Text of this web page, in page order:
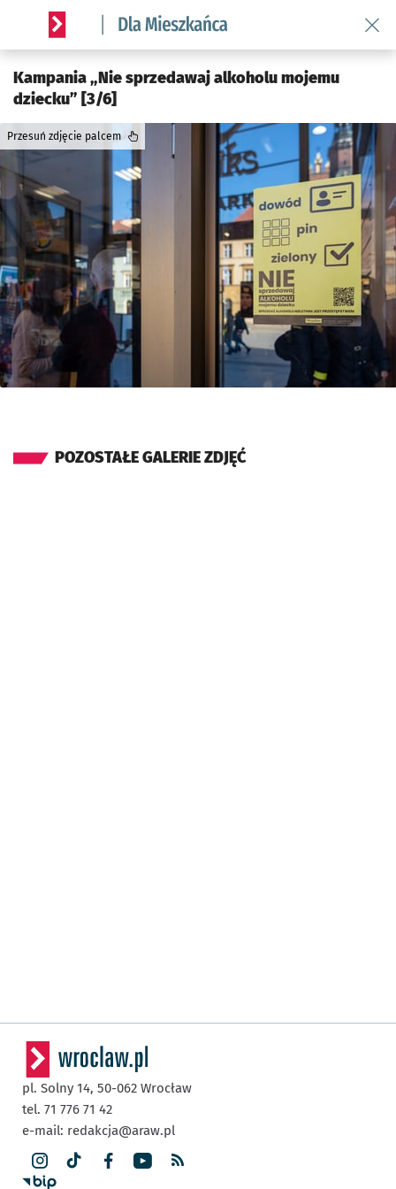
Serwis informacyjny wroclaw.pl podserwis: Dla mieszkańca
Kampania „Nie sprzedawaj alkoholu mojemu
dziecku” [3/6]
Przesuń zdjęcie palcem
POZOSTAŁE GALERIE ZDJĘĆ
pl. Solny 14, 50-062 Wrocław
tel. 71 776 71 42
e-mail: redakcja@araw.pl